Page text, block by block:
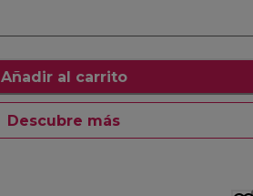
Añadir al carrito
Descubre más